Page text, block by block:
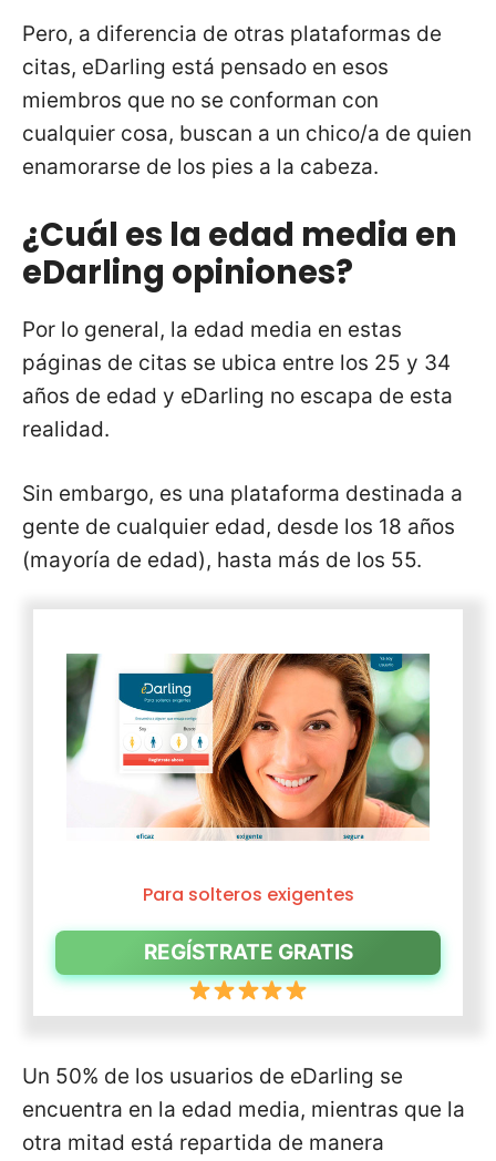
Pero, a diferencia de otras plataformas de
citas, eDarling está pensado en esos
miembros que no se conforman con
cualquier cosa, buscan a un chico/a de quien
enamorarse de los pies a la cabeza.
¿Cuál es la edad media en
eDarling opiniones?
Por lo general, la edad media en estas
páginas de citas se ubica entre los 25 y 34
años de edad y eDarling no escapa de esta
realidad.
Sin embargo, es una plataforma destinada a
gente de cualquier edad, desde los 18 años
(mayoría de edad), hasta más de los 55.
Para solteros exigentes
REGÍSTRATE GRATIS
Un 50% de los usuarios de eDarling se
encuentra en la edad media, mientras que la
otra mitad está repartida de manera